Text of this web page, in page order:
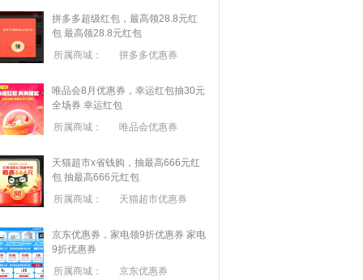
拼多多超级红包，最高领28.8元红
包 最高领28.8元红包
所属商城：
拼多多优惠券
唯品会8月优惠券，幸运红包抽30元
全场券 幸运红包
所属商城：
唯品会优惠券
天猫超市x省钱购，抽最高666元红
包 抽最高666元红包
所属商城：
天猫超市优惠券
京东优惠券，家电领9折优惠券 家电
9折优惠券
所属商城：
京东优惠券